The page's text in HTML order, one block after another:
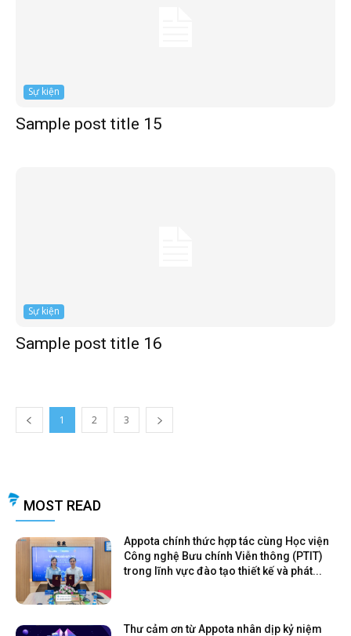
Sự kiện
Sample post title 15
Sự kiện
Sample post title 16
1 2 3
MOST READ
Appota chính thức hợp tác cùng Học viện
Công nghệ Bưu chính Viễn thông (PTIT)
trong lĩnh vực đào tạo thiết kế và phát...
Thư cảm ơn từ Appota nhân dịp kỷ niệm